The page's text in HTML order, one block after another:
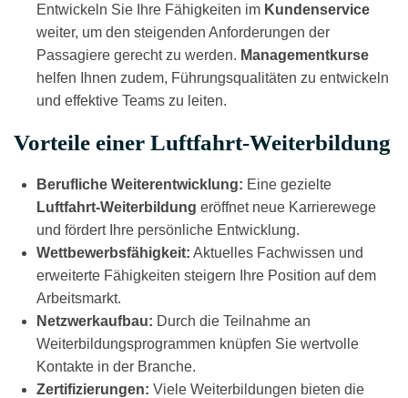
Kursdauer: Auf Anfrage
Preis: Auf Anfrage
Entwickeln Sie Ihre Fähigkeiten im Kundenservice
weiter, um den steigenden Anforderungen der
Passagiere gerecht zu werden. Managementkurse
helfen Ihnen zudem, Führungsqualitäten zu entwickeln
und effektive Teams zu leiten.
Vorteile einer Luftfahrt-Weiterbildung
Berufliche Weiterentwicklung: Eine gezielte
Luftfahrt-Weiterbildung eröffnet neue Karrierewege
und fördert Ihre persönliche Entwicklung.
Wettbewerbsfähigkeit: Aktuelles Fachwissen und
erweiterte Fähigkeiten steigern Ihre Position auf dem
Arbeitsmarkt.
Netzwerkaufbau: Durch die Teilnahme an
Weiterbildungsprogrammen knüpfen Sie wertvolle
Kontakte in der Branche.
Zertifizierungen: Viele Weiterbildungen bieten die